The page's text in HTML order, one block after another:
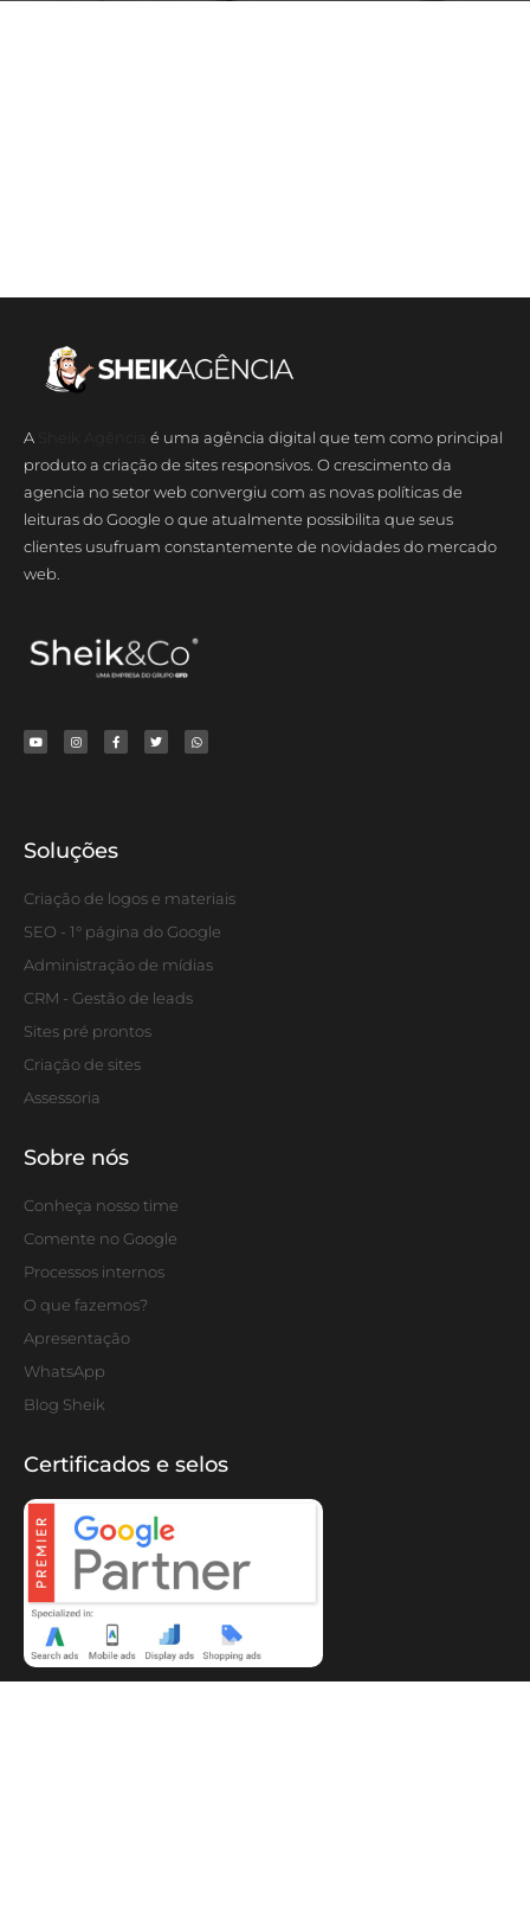
A
é uma agência digital que tem como principal
produto a criação de sites responsivos. O crescimento da
agencia no setor web convergiu com as novas políticas de
leituras do Google o que atualmente possibilita que seus
clientes usufruam constantemente de novidades do mercado
web.
Soluções
Criação de logos e materiais
SEO - 1° página do Google
Administração de mídias
CRM - Gestão de leads
Sites pré prontos
Criação de sites
Assessoria
Sobre nós
Conheça nosso time
Comente no Google
Processos internos
O que fazemos?
Apresentação
WhatsApp
Blog Sheik
Certificados e selos